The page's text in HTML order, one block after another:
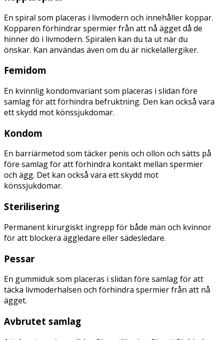
En spiral som placeras i livmodern och innehåller koppar.
Kopparen förhindrar spermier från att nå ägget då de
hinner dö i livmodern. Spiralen kan du ta ut när du
önskar. Kan användas även om du är nickelallergiker.
Femidom
En kvinnlig kondomvariant som placeras i slidan före
samlag för att förhindra befruktning. Den kan också vara
ett skydd mot könssjukdomar.
Kondom
En barriärmetod som täcker penis och ollon och sätts på
före samlag för att förhindra kontakt mellan spermier
och ägg. Det kan också vara ett skydd mot
könssjukdomar.
Sterilisering
Permanent kirurgiskt ingrepp för både män och kvinnor
för att blockera äggledare eller sädesledare.
Pessar
En gummiduk som placeras i slidan före samlag för att
täcka livmoderhalsen och förhindra spermier från att nå
ägget.
Avbrutet samlag